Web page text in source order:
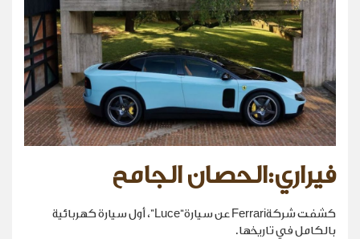
فيراري:الحصان الجامح
كشفت شركةFerrari عن سيارة“Luce”، أول سيارة كهربائية
بالكامل في تاريخها.